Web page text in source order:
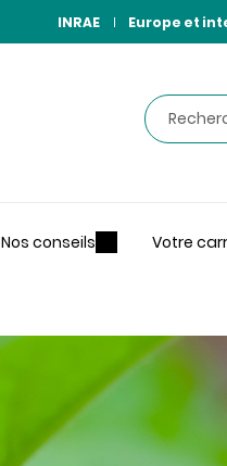
INRAE Europe et
Rechercher
Nos conseils Votre